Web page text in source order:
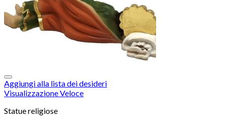
Aggiungi alla lista dei desideri
Visualizzazione Veloce
Statue religiose